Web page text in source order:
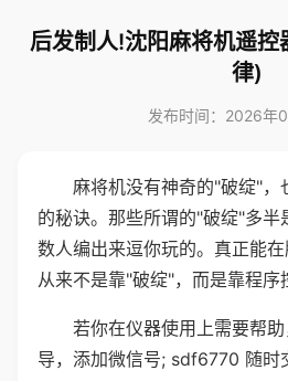
后发制人!沈阳麻将机遥
律)
发布时间：2026年
麻将机没有神奇的"破绽"，
的秘诀。那些所谓的"破绽"多半
数人编出来逗你玩的。真正能
从来不是靠"破绽"，而是靠程序
若你在仪器使用上需要帮
导，添加微信号; sdf6770 随时